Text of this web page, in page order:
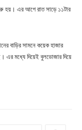
শুরু হয়। এর আগে রাত সাড়ে ১১টার
বাড়ির সামনে কয়েক হাজার
মধ্যে দিয়েই বুলডোজার দিয়ে